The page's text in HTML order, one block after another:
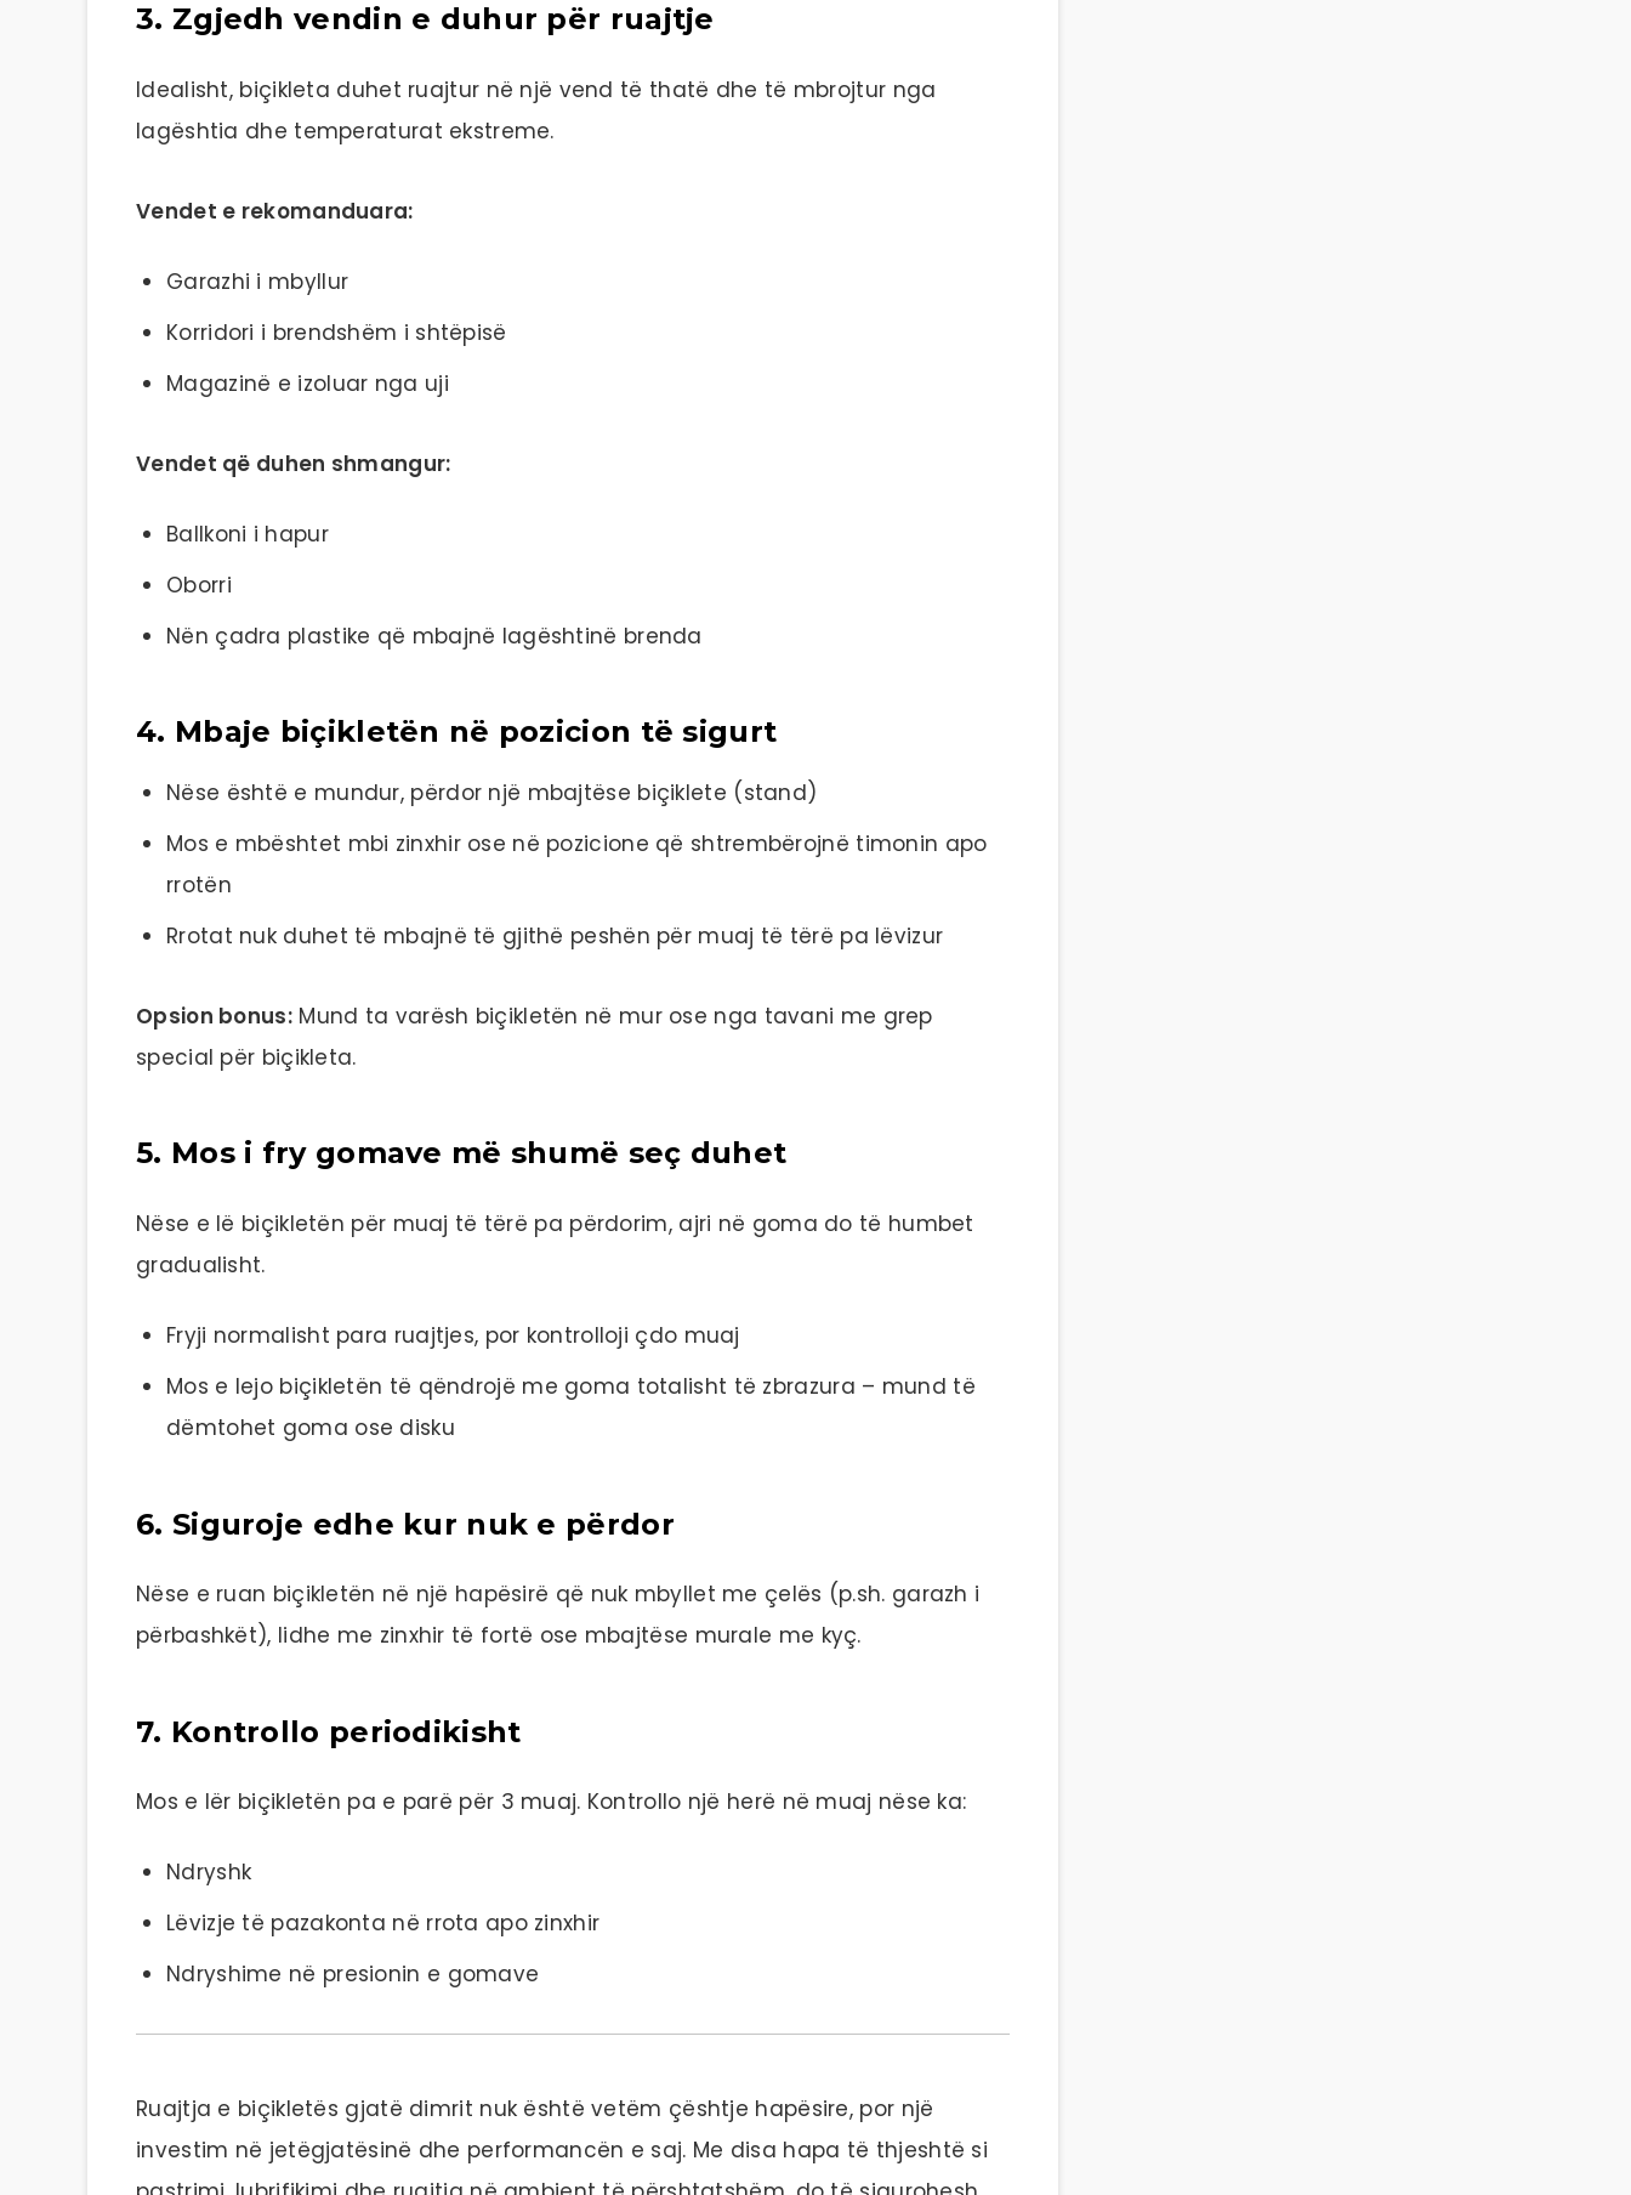
3. Zgjedh vendin e duhur për ruajtje
Idealisht, biçikleta duhet ruajtur në një vend të thatë dhe të mbrojtur nga
lagështia dhe temperaturat ekstreme.
Vendet e rekomanduara:
Garazhi i mbyllur
Korridori i brendshëm i shtëpisë
Magazinë e izoluar nga uji
Vendet që duhen shmangur:
Ballkoni i hapur
Oborri
Nën çadra plastike që mbajnë lagështinë brenda
4. Mbaje biçikletën në pozicion të sigurt
Nëse është e mundur, përdor një mbajtëse biçiklete (stand)
Mos e mbështet mbi zinxhir ose në pozicione që shtrembërojnë timonin apo
rrotën
Rrotat nuk duhet të mbajnë të gjithë peshën për muaj të tërë pa lëvizur
Opsion bonus:Mund ta varësh biçikletën në mur ose nga tavani me grep
special për biçikleta.
5. Mos i fry gomave më shumë seç duhet
Nëse e lë biçikletën për muaj të tërë pa përdorim, ajri në goma do të humbet
gradualisht.
Fryji normalisht para ruajtjes, por kontrolloji çdo muaj
Mos e lejo biçikletën të qëndrojë me goma totalisht të zbrazura – mund të
dëmtohet goma ose disku
6. Siguroje edhe kur nuk e përdor
Nëse e ruan biçikletën në një hapësirë që nuk mbyllet me çelës (p.sh. garazh i
përbashkët), lidhe me zinxhir të fortë ose mbajtëse murale me kyç.
7. Kontrollo periodikisht
Mos e lër biçikletën pa e parë për 3 muaj. Kontrollo një herë në muaj nëse ka:
Ndryshk
Lëvizje të pazakonta në rrota apo zinxhir
Ndryshime në presionin e gomave
Ruajtja e biçikletës gjatë dimrit nuk është vetëm çështje hapësire, por një
investim në jetëgjatësinë dhe performancën e saj. Me disa hapa të thjeshtë si